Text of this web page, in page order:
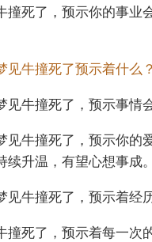
撞死了，预示你的事业
见牛撞死了预示着什么？
见牛撞死了，预示事情
见牛撞死了，预示你的
续升温，有望心想事成。
见牛撞死了，预示着经
撞死了，预示着每一次